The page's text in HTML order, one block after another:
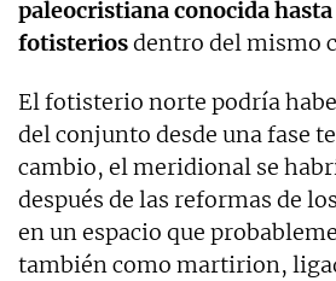
paleocristiana conocida
fotisteriosdentro del mismo
El fotisterio norte podría
del conjunto desde una fase
cambio, el meridional se
después de las reformas de
en un espacio que
también como martirion,